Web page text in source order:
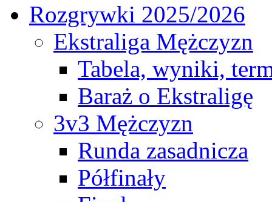
Rozgrywki 2025/2026
Ekstraliga Mężczyzn
Tabela, wyniki,
Baraż o Ekstraligę
3v3 Mężczyzn
Runda zasadnicza
Półfinały